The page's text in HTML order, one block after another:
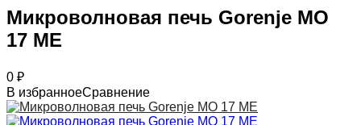
Микроволновая печь Gorenje MO
17 ME
0 ₽
В избранноеСравнение